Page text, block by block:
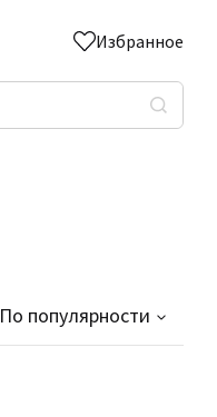
Избранное
По популярности